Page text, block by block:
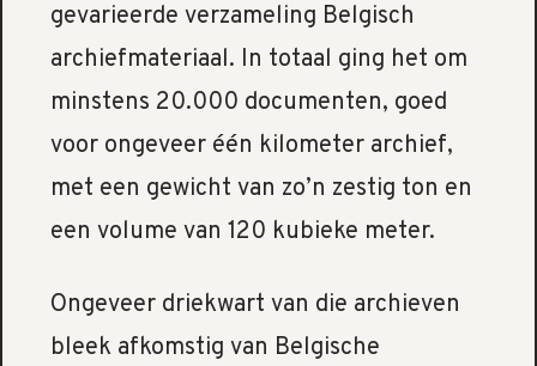
gevarieerde verzameling Belgisch
archiefmateriaal. In totaal ging het om
minstens 20.000 documenten, goed
voor ongeveer één kilometer archief,
met een gewicht van zo’n zestig ton en
een volume van 120 kubieke meter.
Ongeveer driekwart van die archieven
bleek afkomstig van Belgische